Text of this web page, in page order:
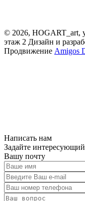
© 2026, HOGART_art,
этаж 2 Дизайн и
Продвижение Amigos
Написать нам
Задайте
Вашу почту